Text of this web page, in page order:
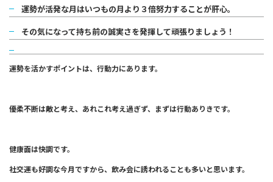
運勢が活発な月はいつもの月より３倍努力することが肝心。
その気になって持ち前の誠実さを発揮して頑張りましょう！
運勢を活かすポイントは、行動力にあります。
優柔不断は敵と考え、あれこれ考え過ぎず、まずは行動ありきです。
健康面は快調です。
社交運も好調な今月ですから、飲み会に誘われることも多いと思います。